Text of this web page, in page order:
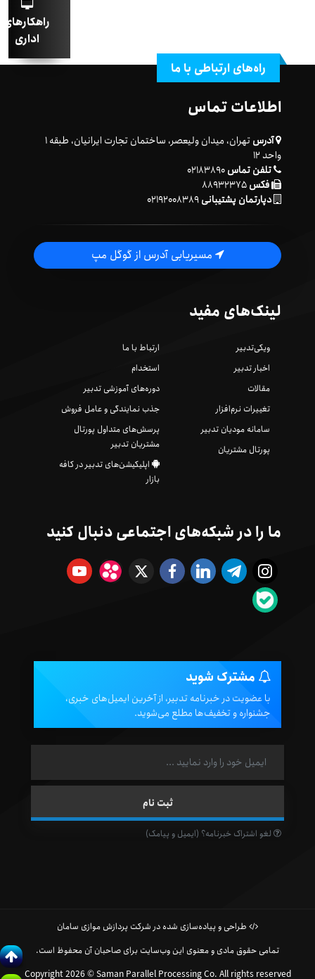
راهکارهای
اداری
راه‌های ارتباطی با ما
اطلاعات تماس
آدرس
تهران، میدان ولیعصر، ساختمان تجارت ایرانیان، طبقه ۱
واحد ۱۲
تلفن تماس۰۲۱۸۳۸۹۰
فکس۸۸۹۳۲۳۷۵
دپارتمان پشتیبانی۰۲۱۹۲۰۰۸۳۸۹
مسیریابی آدرس از گوگل مپ
لینک‌های مفید
ویکی‌تدبیر
اخبار تدبیر
مقالات
تغییرات نرم‌افزار
سامانه مودیان تدبیر
پورتال مشتریان
ارتباط با ما
استخدام
دوره‌های آموزشی تدبیر
جذب نمایندگی و عامل فروش
پرسش‌های متداول پورتال
مشتریان تدبیر
اپلیکیشن‌های تدبیر در کافه
بازار
ما را در شبکه‌های اجتماعی دنبال کنید
مشترک شوید
با عضویت در خبرنامه تدبیر، از آخرین ایمیل‌های خبری،
جشنواره و تخفیف‌ها مطلع می‌شوید.
لغو اشتراک خبرنامه؟ (ایمیل و پیامک)
طراحی و پیاده‌سازی شده در شرکت پردازش موازی سامان
تمامی حقوق مادی و معنوی این وب‌سایت برای صاحبان آن محفوظ است.
Copyright 2026 © Saman Parallel Processing Co. All rights reserved